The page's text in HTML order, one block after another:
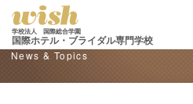
学校法人 国際総合学園
国際ホテル・ブライダル専門学校
学校からのお知らせ
News & Topics